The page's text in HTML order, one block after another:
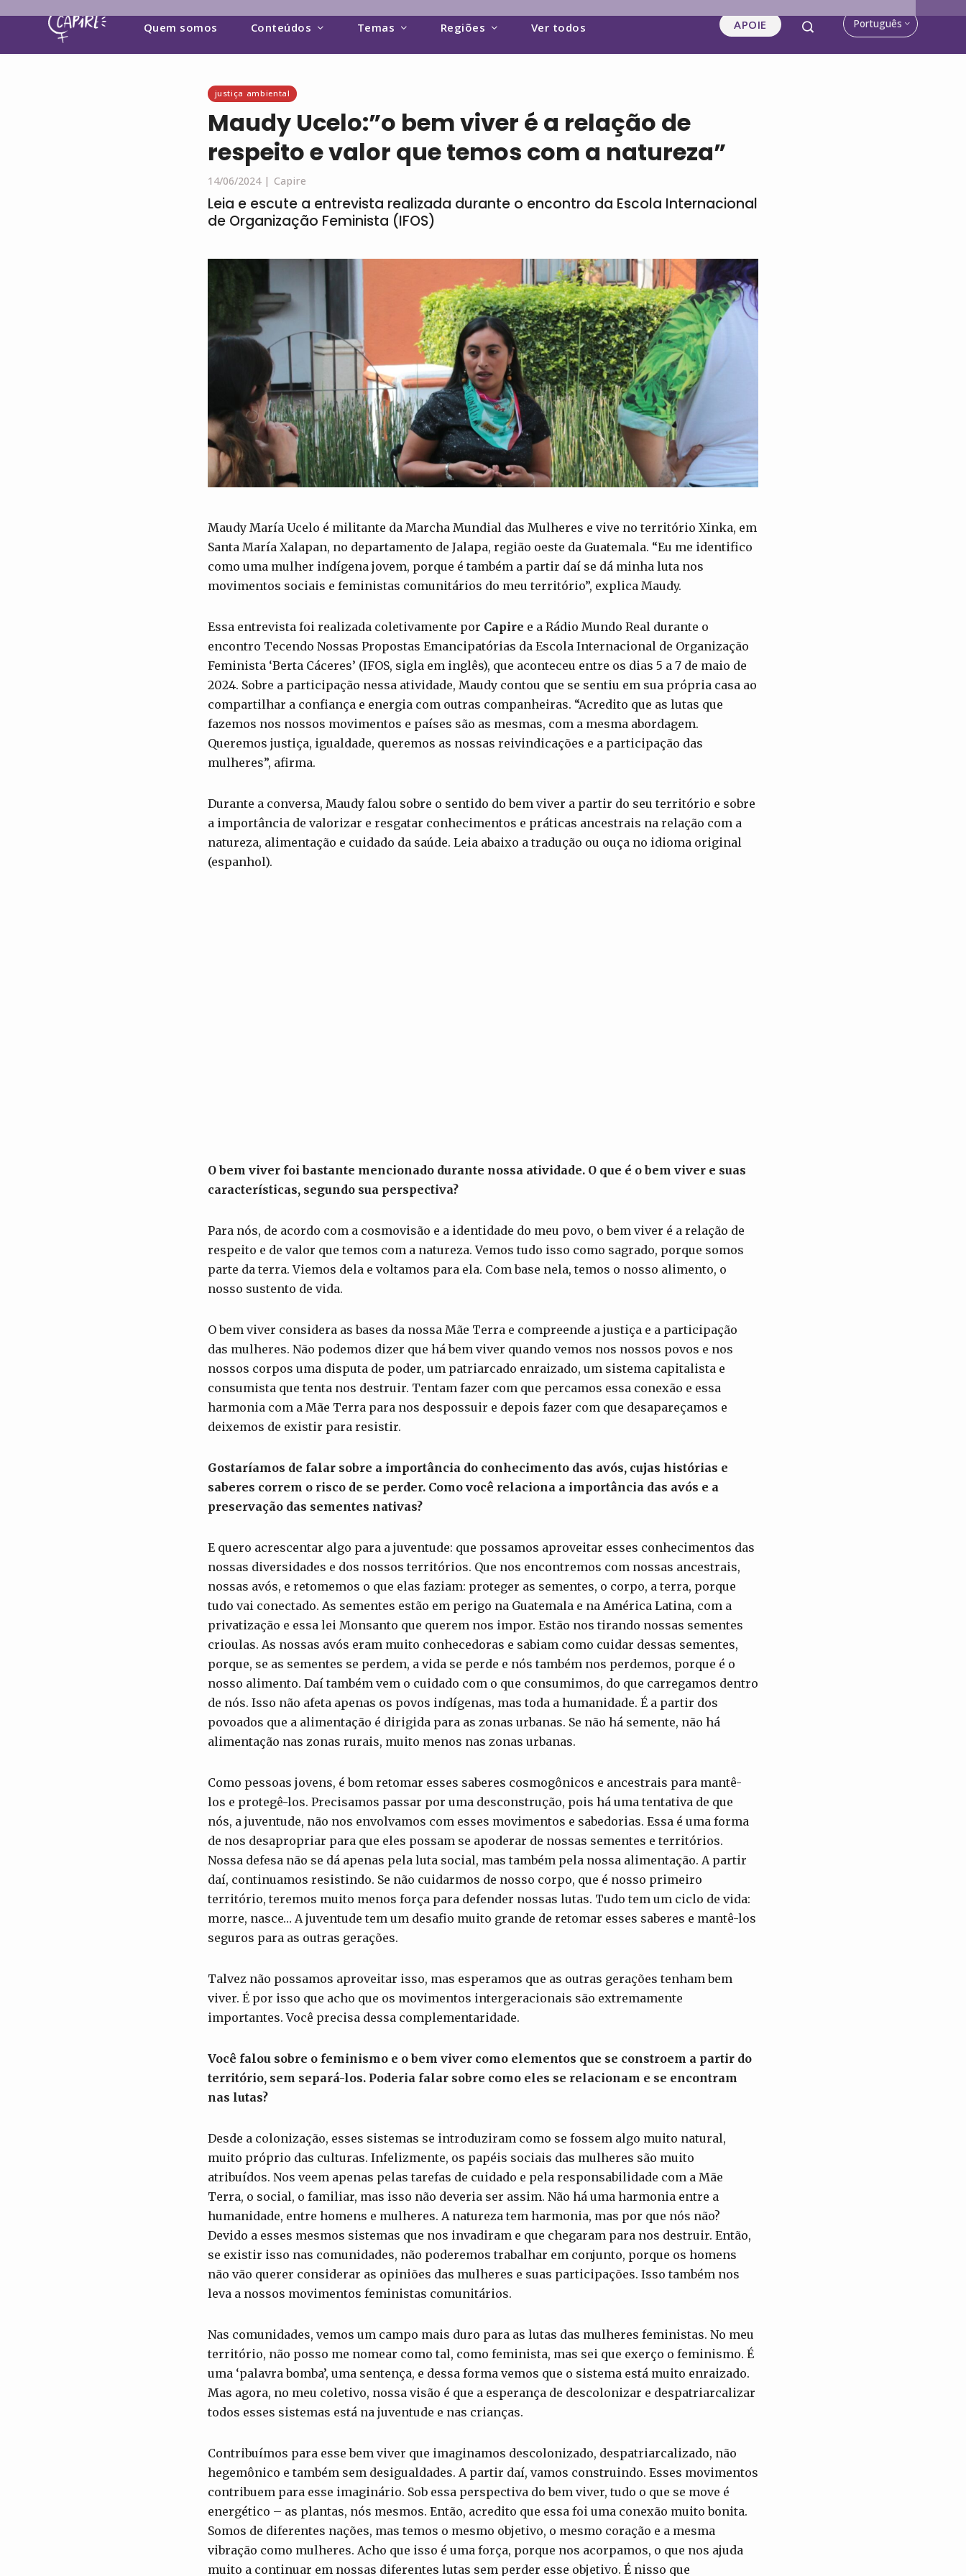
Quem somos Conteúdos Temas Regiões Ver todos APOIE Português
justiça ambiental
Maudy Ucelo:”o bem viver é a relação de
respeito e valor que temos com a natureza”
14/06/2024 | Capire
Leia e escute a entrevista realizada durante o encontro da Escola Internacional
de Organização Feminista (IFOS)
Maudy María Ucelo é militante da Marcha Mundial das Mulheres e vive no território Xinka, em
Santa María Xalapan, no departamento de Jalapa, região oeste da Guatemala. “Eu me identifico
como uma mulher indígena jovem, porque é também a partir daí se dá minha luta nos
movimentos sociais e feministas comunitários do meu território”, explica Maudy.
Essa entrevista foi realizada coletivamente por Capire e a Rádio Mundo Real durante o
encontro Tecendo Nossas Propostas Emancipatórias da Escola Internacional de Organização
Feminista ‘Berta Cáceres’ (IFOS, sigla em inglês), que aconteceu entre os dias 5 a 7 de maio de
2024. Sobre a participação nessa atividade, Maudy contou que se sentiu em sua própria casa ao
compartilhar a confiança e energia com outras companheiras. “Acredito que as lutas que
fazemos nos nossos movimentos e países são as mesmas, com a mesma abordagem.
Queremos justiça, igualdade, queremos as nossas reivindicações e a participação das
mulheres”, afirma.
Durante a conversa, Maudy falou sobre o sentido do bem viver a partir do seu território e sobre
a importância de valorizar e resgatar conhecimentos e práticas ancestrais na relação com a
natureza, alimentação e cuidado da saúde. Leia abaixo a tradução ou ouça no idioma original
(espanhol).
O bem viver foi bastante mencionado durante nossa atividade. O que é o bem viver e suas
características, segundo sua perspectiva?
Para nós, de acordo com a cosmovisão e a identidade do meu povo, o bem viver é a relação de
respeito e de valor que temos com a natureza. Vemos tudo isso como sagrado, porque somos
parte da terra. Viemos dela e voltamos para ela. Com base nela, temos o nosso alimento, o
nosso sustento de vida.
O bem viver considera as bases da nossa Mãe Terra e compreende a justiça e a participação
das mulheres. Não podemos dizer que há bem viver quando vemos nos nossos povos e nos
nossos corpos uma disputa de poder, um patriarcado enraizado, um sistema capitalista e
consumista que tenta nos destruir. Tentam fazer com que percamos essa conexão e essa
harmonia com a Mãe Terra para nos despossuir e depois fazer com que desapareçamos e
deixemos de existir para resistir.
Gostaríamos de falar sobre a importância do conhecimento das avós, cujas histórias e
saberes correm o risco de se perder. Como você relaciona a importância das avós e a
preservação das sementes nativas?
E quero acrescentar algo para a juventude: que possamos aproveitar esses conhecimentos das
nossas diversidades e dos nossos territórios. Que nos encontremos com nossas ancestrais,
nossas avós, e retomemos o que elas faziam: proteger as sementes, o corpo, a terra, porque
tudo vai conectado. As sementes estão em perigo na Guatemala e na América Latina, com a
privatização e essa lei Monsanto que querem nos impor. Estão nos tirando nossas sementes
crioulas. As nossas avós eram muito conhecedoras e sabiam como cuidar dessas sementes,
porque, se as sementes se perdem, a vida se perde e nós também nos perdemos, porque é o
nosso alimento. Daí também vem o cuidado com o que consumimos, do que carregamos dentro
de nós. Isso não afeta apenas os povos indígenas, mas toda a humanidade. É a partir dos
povoados que a alimentação é dirigida para as zonas urbanas. Se não há semente, não há
alimentação nas zonas rurais, muito menos nas zonas urbanas.
Como pessoas jovens, é bom retomar esses saberes cosmogônicos e ancestrais para mantê-
los e protegê-los. Precisamos passar por uma desconstrução, pois há uma tentativa de que
nós, a juventude, não nos envolvamos com esses movimentos e sabedorias. Essa é uma forma
de nos desapropriar para que eles possam se apoderar de nossas sementes e territórios.
Nossa defesa não se dá apenas pela luta social, mas também pela nossa alimentação. A partir
daí, continuamos resistindo. Se não cuidarmos de nosso corpo, que é nosso primeiro
território, teremos muito menos força para defender nossas lutas. Tudo tem um ciclo de vida:
morre, nasce… A juventude tem um desafio muito grande de retomar esses saberes e mantê-los
seguros para as outras gerações.
Talvez não possamos aproveitar isso, mas esperamos que as outras gerações tenham bem
viver. É por isso que acho que os movimentos intergeracionais são extremamente
importantes. Você precisa dessa complementaridade.
Você falou sobre o feminismo e o bem viver como elementos que se constroem a partir do
território, sem separá-los. Poderia falar sobre como eles se relacionam e se encontram
nas lutas?
Desde a colonização, esses sistemas se introduziram como se fossem algo muito natural,
muito próprio das culturas. Infelizmente, os papéis sociais das mulheres são muito
atribuídos. Nos veem apenas pelas tarefas de cuidado e pela responsabilidade com a Mãe
Terra, o social, o familiar, mas isso não deveria ser assim. Não há uma harmonia entre a
humanidade, entre homens e mulheres. A natureza tem harmonia, mas por que nós não?
Devido a esses mesmos sistemas que nos invadiram e que chegaram para nos destruir. Então,
se existir isso nas comunidades, não poderemos trabalhar em conjunto, porque os homens
não vão querer considerar as opiniões das mulheres e suas participações. Isso também nos
leva a nossos movimentos feministas comunitários.
Nas comunidades, vemos um campo mais duro para as lutas das mulheres feministas. No meu
território, não posso me nomear como tal, como feminista, mas sei que exerço o feminismo. É
uma ‘palavra bomba’, uma sentença, e dessa forma vemos que o sistema está muito enraizado.
Mas agora, no meu coletivo, nossa visão é que a esperança de descolonizar e despatriarcalizar
todos esses sistemas está na juventude e nas crianças.
Contribuímos para esse bem viver que imaginamos descolonizado, despatriarcalizado, não
hegemônico e também sem desigualdades. A partir daí, vamos construindo. Esses movimentos
contribuem para esse imaginário. Sob essa perspectiva do bem viver, tudo o que se move é
energético – as plantas, nós mesmos. Então, acredito que essa foi uma conexão muito bonita.
Somos de diferentes nações, mas temos o mesmo objetivo, o mesmo coração e a mesma
vibração como mulheres. Acho que isso é uma força, porque nos acorpamos, o que nos ajuda
muito a continuar em nossas diferentes lutas sem perder esse objetivo. É nisso que